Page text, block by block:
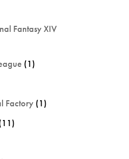
Fantasy XIV
(1)
Factory (1)